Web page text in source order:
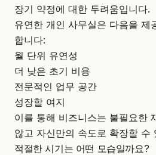
장기 약정에 대한 두려움입니다.
유연한 개인 사무실은 다음을 제
합니다:
월 단위 유연성
더 낮은 초기 비용
전문적인 업무 공간
성장할 여지
이를 통해 비즈니스는 불필요한
않고 자신만의 속도로 확장할 수
적절한 시기는 어떤 모습일까요?